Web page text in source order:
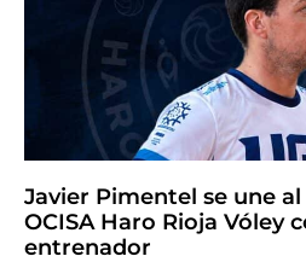
Javier Pimentel se une
OCISA Haro Rioja Vóley
entrenador